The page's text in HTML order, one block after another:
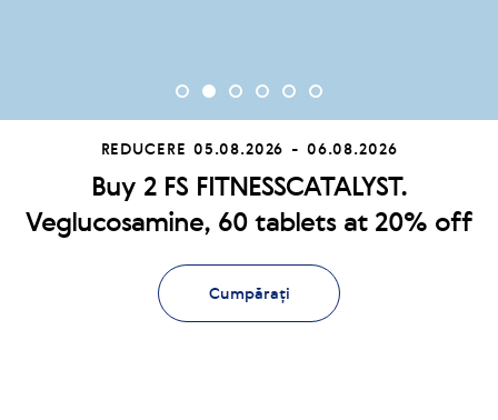
REDUCERE 05.08.2026 - 06.08.2026
Buy 2 FS FITNESSCATALYST.
Veglucosamine, 60 tablets at 20% off
Cumpărați